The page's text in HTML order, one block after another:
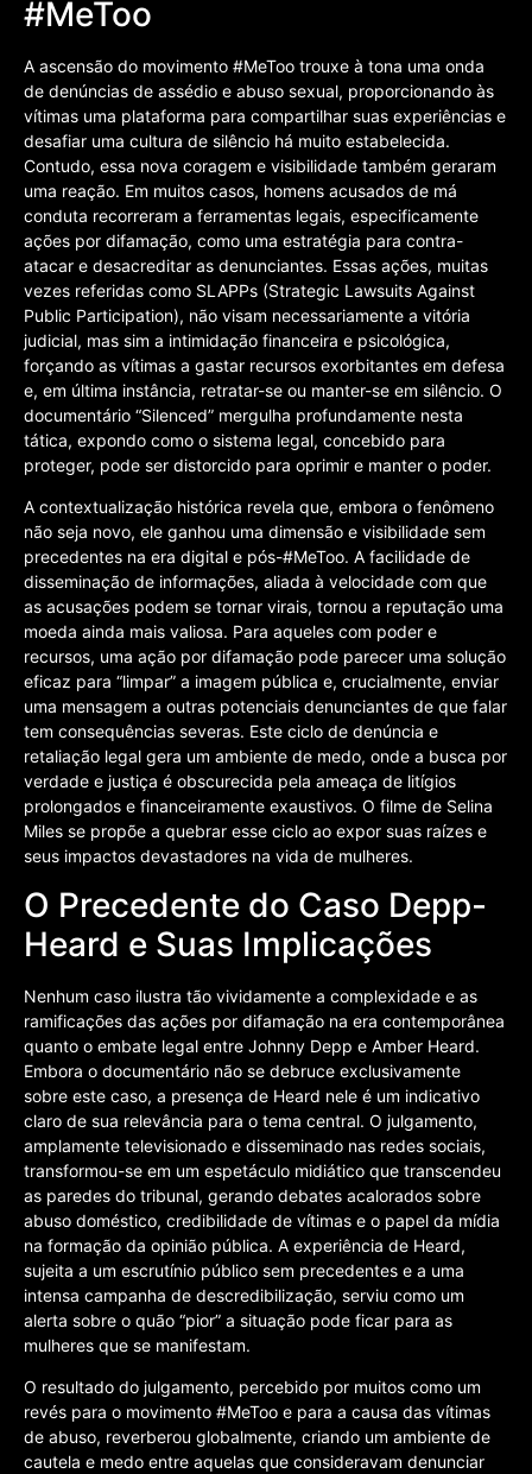
#MeToo
A ascensão do movimento #MeToo trouxe à tona uma onda
de denúncias de assédio e abuso sexual, proporcionando às
vítimas uma plataforma para compartilhar suas experiências e
desafiar uma cultura de silêncio há muito estabelecida.
Contudo, essa nova coragem e visibilidade também geraram
uma reação. Em muitos casos, homens acusados de má
conduta recorreram a ferramentas legais, especificamente
ações por difamação, como uma estratégia para contra-
atacar e desacreditar as denunciantes. Essas ações, muitas
vezes referidas como SLAPPs (Strategic Lawsuits Against
Public Participation), não visam necessariamente a vitória
judicial, mas sim a intimidação financeira e psicológica,
forçando as vítimas a gastar recursos exorbitantes em defesa
e, em última instância, retratar-se ou manter-se em silêncio. O
documentário “Silenced” mergulha profundamente nesta
tática, expondo como o sistema legal, concebido para
proteger, pode ser distorcido para oprimir e manter o poder.
A contextualização histórica revela que, embora o fenômeno
não seja novo, ele ganhou uma dimensão e visibilidade sem
precedentes na era digital e pós-#MeToo. A facilidade de
disseminação de informações, aliada à velocidade com que
as acusações podem se tornar virais, tornou a reputação uma
moeda ainda mais valiosa. Para aqueles com poder e
recursos, uma ação por difamação pode parecer uma solução
eficaz para “limpar” a imagem pública e, crucialmente, enviar
uma mensagem a outras potenciais denunciantes de que falar
tem consequências severas. Este ciclo de denúncia e
retaliação legal gera um ambiente de medo, onde a busca por
verdade e justiça é obscurecida pela ameaça de litígios
prolongados e financeiramente exaustivos. O filme de Selina
Miles se propõe a quebrar esse ciclo ao expor suas raízes e
seus impactos devastadores na vida de mulheres.
O Precedente do Caso Depp-
Heard e Suas Implicações
Nenhum caso ilustra tão vividamente a complexidade e as
ramificações das ações por difamação na era contemporânea
quanto o embate legal entre Johnny Depp e Amber Heard.
Embora o documentário não se debruce exclusivamente
sobre este caso, a presença de Heard nele é um indicativo
claro de sua relevância para o tema central. O julgamento,
amplamente televisionado e disseminado nas redes sociais,
transformou-se em um espetáculo midiático que transcendeu
as paredes do tribunal, gerando debates acalorados sobre
abuso doméstico, credibilidade de vítimas e o papel da mídia
na formação da opinião pública. A experiência de Heard,
sujeita a um escrutínio público sem precedentes e a uma
intensa campanha de descredibilização, serviu como um
alerta sobre o quão “pior” a situação pode ficar para as
mulheres que se manifestam.
O resultado do julgamento, percebido por muitos como um
revés para o movimento #MeToo e para a causa das vítimas
de abuso, reverberou globalmente, criando um ambiente de
cautela e medo entre aquelas que consideravam denunciar